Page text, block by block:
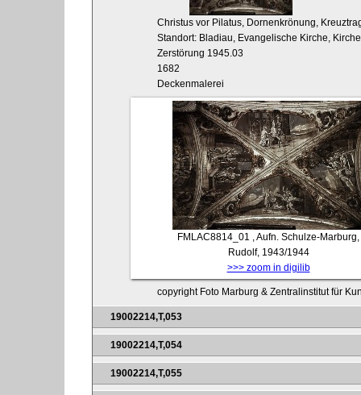
Christus vor Pilatus, Dornenkrönung,
Standort: Bladiau, Evangelische Kirche,
Zerstörung 1945.03
1682
Deckenmalerei
FMLAC8814_01 , Aufn. Schulze-Marburg,
Rudolf, 1943/1944
>>> zoom in digilib
copyright Foto Marburg & Zentralinstitut für
19002214,T,053
19002214,T,054
19002214,T,055